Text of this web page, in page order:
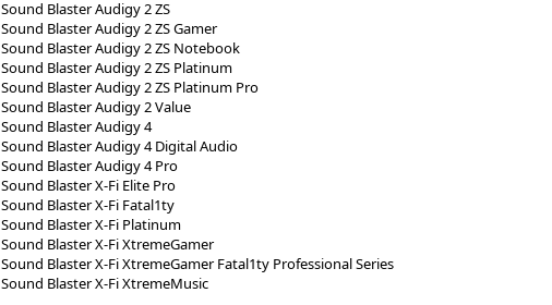
Sound Blaster Audigy 2 ZS
Sound Blaster Audigy 2 ZS Gamer
Sound Blaster Audigy 2 ZS Notebook
Sound Blaster Audigy 2 ZS Platinum
Sound Blaster Audigy 2 ZS Platinum Pro
Sound Blaster Audigy 2 Value
Sound Blaster Audigy 4
Sound Blaster Audigy 4 Digital Audio
Sound Blaster Audigy 4 Pro
Sound Blaster X-Fi Elite Pro
Sound Blaster X-Fi Fatal1ty
Sound Blaster X-Fi Platinum
Sound Blaster X-Fi XtremeGamer
Sound Blaster X-Fi XtremeGamer Fatal1ty Professional Series
Sound Blaster X-Fi XtremeMusic